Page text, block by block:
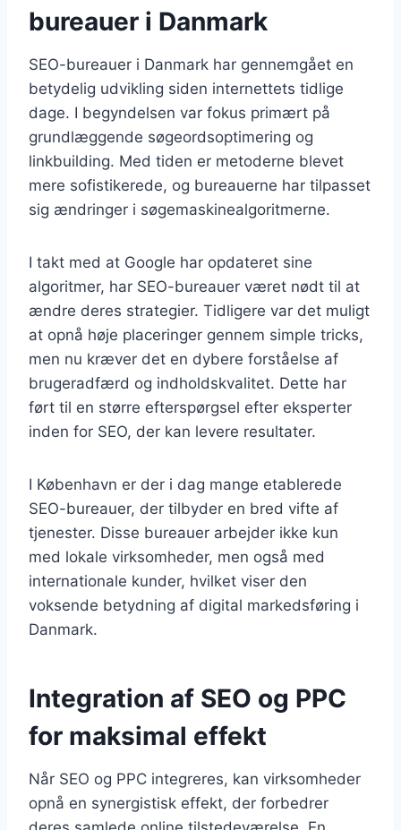
bureauer i Danmark
SEO-bureauer i Danmark har gennemgået en
betydelig udvikling siden internettets tidlige
dage. I begyndelsen var fokus primært på
grundlæggende søgeordsoptimering og
linkbuilding. Med tiden er metoderne blevet
mere sofistikerede, og bureauerne har tilpasset
sig ændringer i søgemaskinealgoritmerne.
I takt med at Google har opdateret sine
algoritmer, har SEO-bureauer været nødt til at
ændre deres strategier. Tidligere var det muligt
at opnå høje placeringer gennem simple tricks,
men nu kræver det en dybere forståelse af
brugeradfærd og indholdskvalitet. Dette har
ført til en større efterspørgsel efter eksperter
inden for SEO, der kan levere resultater.
I København er der i dag mange etablerede
SEO-bureauer, der tilbyder en bred vifte af
tjenester. Disse bureauer arbejder ikke kun
med lokale virksomheder, men også med
internationale kunder, hvilket viser den
voksende betydning af digital markedsføring i
Danmark.
Integration af SEO og PPC
for maksimal effekt
Når SEO og PPC integreres, kan virksomheder
opnå en synergistisk effekt, der forbedrer